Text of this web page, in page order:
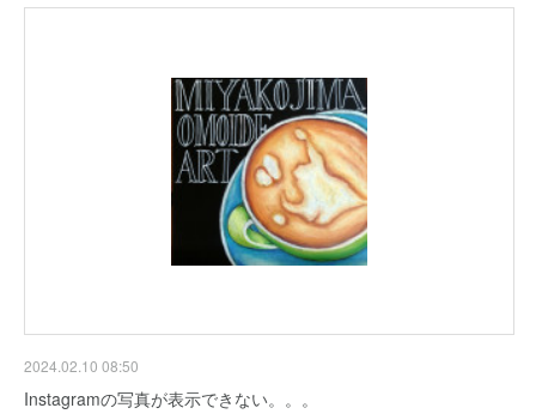
2024.02.10 08:50
Instagramの写真が表示できない。。。